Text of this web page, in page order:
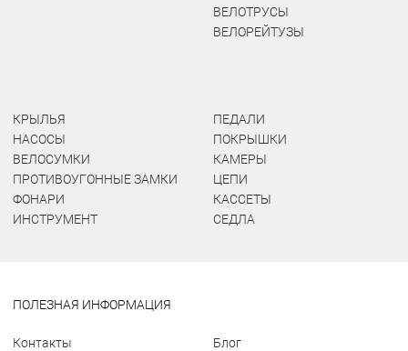
ВЕЛОТРУСЫ
ВЕЛОРЕЙТУЗЫ
КРЫЛЬЯ
НАСОСЫ
ВЕЛОСУМКИ
ПРОТИВОУГОННЫЕ ЗАМКИ
ФОНАРИ
ИНСТРУМЕНТ
ПЕДАЛИ
ПОКРЫШКИ
КАМЕРЫ
ЦЕПИ
КАССЕТЫ
СЕДЛА
ПОЛЕЗНАЯ ИНФОРМАЦИЯ
Контакты
Блог